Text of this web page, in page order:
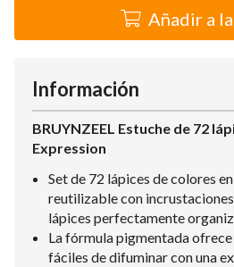
Añadir a
Información
BRUYNZEEL Estuche de 72
Expression
Set de 72 lápices de colores
reutilizable con
lápices perfectamente
La fórmula pigmentada
fáciles de difuminar con una